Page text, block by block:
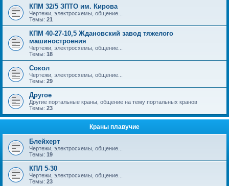
КПМ 32/5 ЗПТО им. Кирова
Чертежи, электросхемы, общение...
Темы: 21
КПМ 40-27-10,5 Ждановский завод тяжелого
машиностроения
Чертежи, электросхемы, общение...
Темы: 18
Сокол
Чертежи, электросхемы, общение...
Темы: 29
Другое
Другие портальные краны, общение на тему портальных кранов
Темы: 23
Краны плавучие
Блейхерт
Чертежи, электросхемы, общение...
Темы: 19
КПЛ 5-30
Чертежи, электросхемы, общение...
Темы: 23